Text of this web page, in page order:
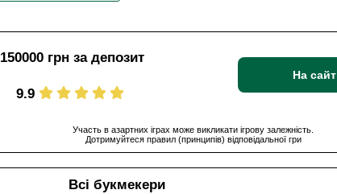
150000 грн за депозит
9.9
На сайт
Участь в азартних іграх може викликати ігрову залежність.
Дотримуйтеся правил (принципів) відповідальної гри
Всі букмекери